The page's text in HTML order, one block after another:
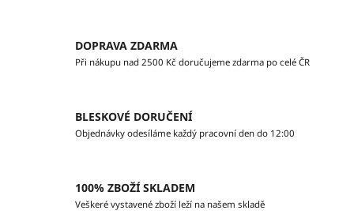
DOPRAVA ZDARMA
Při nákupu nad 2500 Kč doručujeme zdarma po celé ČR
BLESKOVÉ DORUČENÍ
Objednávky odesíláme každý pracovní den do 12:00
100% ZBOŽÍ SKLADEM
Veškeré vystavené zboží leží na našem skladě